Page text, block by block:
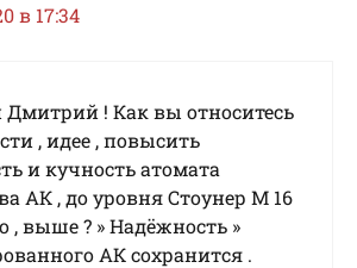
в 17:34
! Как вы относитесь
, идее , повысить
и кучность атомата
АК , до уровня Стоунер М 16
, выше ? » Надёжность »
АК сохранитcя .